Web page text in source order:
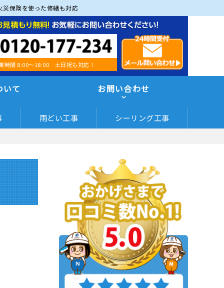
保険を使った修繕も対応
時間 8:00～18:00 土日祝も対応！
いて お問い合わせ
雨どい工事 シーリング工事